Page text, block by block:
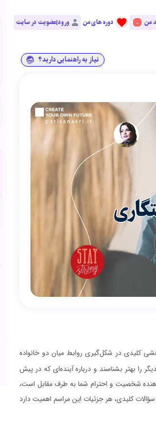
من 0 دوره های من ورود|عضویت در سایت
نیاز به راهنمایی دارید؟
کلیدی در شکل‌گیری روابط میان دو خانواده
را بهتر بشناسند و درباره آینده‌ای که در پیش
شخصیت و احترام شما به طرف مقابل است،
کلیدی، هر جزئیات این مراسم اهمیت دارد